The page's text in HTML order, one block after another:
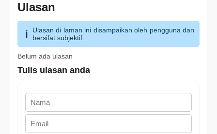
Ulasan
Ulasan di laman ini disampaikan oleh pengguna dan
bersifat subjektif.
Belum ada ulasan
Tulis ulasan anda